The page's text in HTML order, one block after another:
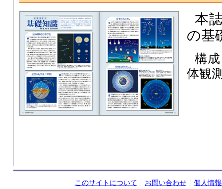
本
の基
構
体観
このサイトについて お問い合わせ 個人情